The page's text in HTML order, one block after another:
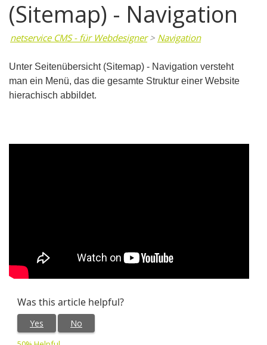
(Sitemap) - Navigation
netservice CMS - für Webdesigner> Navigation
Unter Seitenübersicht (Sitemap) - Navigation versteht
man ein Menü, das die gesamte Struktur einer Website
hierachisch abbildet.
Was this article helpful?
Yes
No